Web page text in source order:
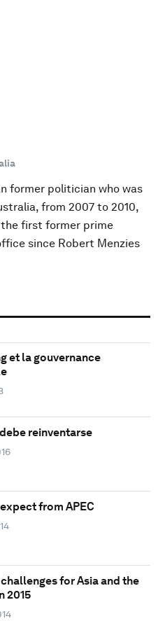
former politician who was
from 2007 to 2010,
the first former prime
since Robert Menzies
et la gouvernance
reinventarse
from APEC
for Asia and the
2015